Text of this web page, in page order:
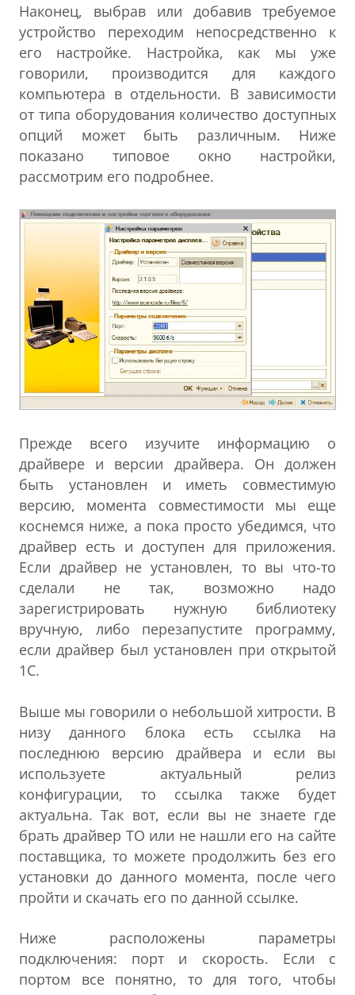
Наконец, выбрав или добавив требуемое
устройство переходим непосредственно к
его настройке. Настройка, как мы уже
говорили, производится для каждого
компьютера в отдельности. В зависимости
от типа оборудования количество доступных
опций может быть различным. Ниже
показано типовое окно настройки,
рассмотрим его подробнее.
Прежде всего изучите информацию о
драйвере и версии драйвера. Он должен
быть установлен и иметь совместимую
версию, момента совместимости мы еще
коснемся ниже, а пока просто убедимся, что
драйвер есть и доступен для приложения.
Если драйвер не установлен, то вы что-то
сделали не так, возможно надо
зарегистрировать нужную библиотеку
вручную, либо перезапустите программу,
если драйвер был установлен при открытой
1С.
Выше мы говорили о небольшой хитрости. В
низу данного блока есть ссылка на
последнюю версию драйвера и если вы
используете актуальный релиз
конфигурации, то ссылка также будет
актуальна. Так вот, если вы не знаете где
брать драйвер ТО или не нашли его на сайте
поставщика, то можете продолжить без его
установки до данного момента, после чего
пройти и скачать его по данной ссылке.
Ниже расположены параметры
подключения: порт и скорость. Если с
портом все понятно, то для того, чтобы